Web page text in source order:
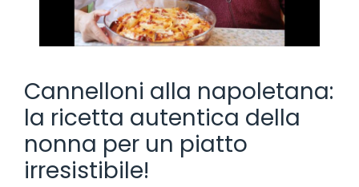
Cannelloni alla napoletana:
la ricetta autentica della
nonna per un piatto
irresistibile!